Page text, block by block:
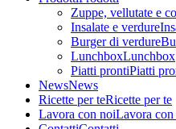
Zuppe, vellutate e
Insalate e verdure
Burger di verdure
LunchboxLunchbox
Piatti prontiPiatti
NewsNews
Ricette per teRicette per te
Lavora con noiLavora con